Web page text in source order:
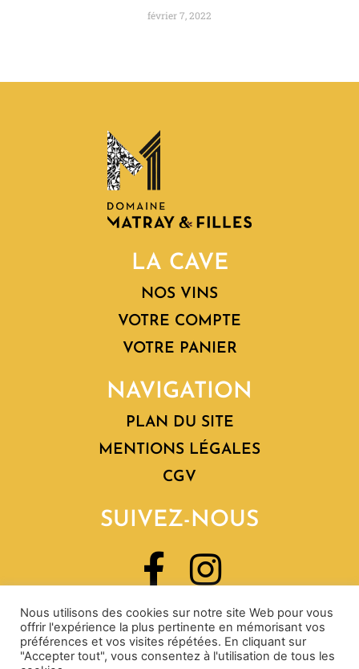
février 7, 2022
LA CAVE
NOS VINS
VOTRE COMPTE
VOTRE PANIER
NAVIGATION
PLAN DU SITE
MENTIONS LÉGALES
CGV
SUIVEZ-NOUS
Nous utilisons des cookies sur notre site Web pour vous
offrir l'expérience la plus pertinente en mémorisant vos
préférences et vos visites répétées. En cliquant sur
"Accepter tout", vous consentez à l'utilisation de tous les